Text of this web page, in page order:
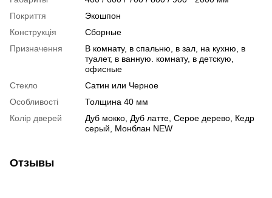
Покриття
Экошпон
Конструкція
Сборные
Призначення
В комнату, в спальню, в зал, на кухню, в
туалет, в ванную. комнату, в детскую,
офисные
Стекло
Сатин или Черное
Особливості
Толщина 40 мм
Колір дверей
Дуб мокко, Дуб латте, Серое дерево, Кедр
серый, Монблан NEW
Отзывы